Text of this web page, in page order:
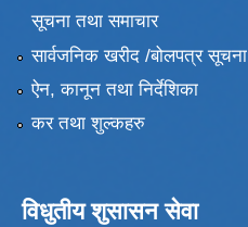
सूचना तथा समाचार
सार्वजनिक खरीद /बोलपत्र सूचना
ऐन, कानून तथा निर्देशिका
कर तथा शुल्कहरु
विधुतीय शुसासन सेवा